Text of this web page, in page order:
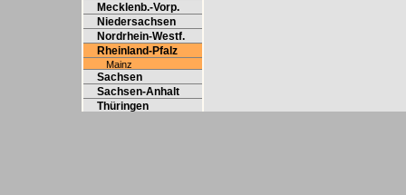
Mecklenb.-Vorp.
Niedersachsen
Nordrhein-Westf.
Rheinland-Pfalz
Mainz
Sachsen
Sachsen-Anhalt
Thüringen